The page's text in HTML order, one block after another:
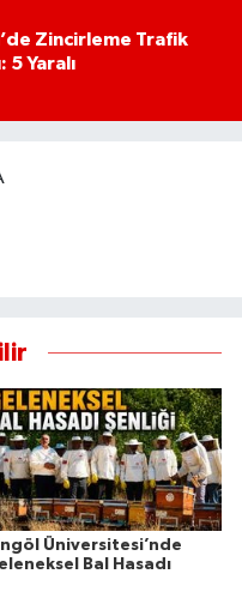
Zincirleme Trafik
5 Yaralı
Üniversitesi’nde
Bal Hasadı